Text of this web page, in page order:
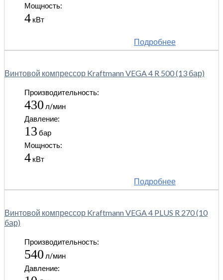
Мощность:
4 кВт
Подробнее
Винтовой компрессор Kraftmann VEGA 4 R 500 (13 бар)
Производительность:
430 л/мин
Давление:
13 бар
Мощность:
4 кВт
Подробнее
Винтовой компрессор Kraftmann VEGA 4 PLUS R 270 (10
бар)
Производительность:
540 л/мин
Давление: